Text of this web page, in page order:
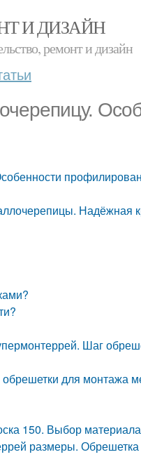
И ДИЗАЙН
ремонт и дизайн
Надёжная
Шаг
для монтажа
150. Выбор материала
размеры.